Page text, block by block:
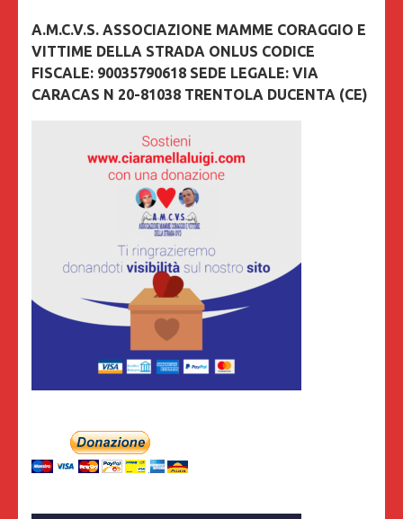
A.M.C.V.S. ASSOCIAZIONE MAMME CORAGGIO E
VITTIME DELLA STRADA ONLUS CODICE
FISCALE: 90035790618 SEDE LEGALE: VIA
CARACAS N 20-81038 TRENTOLA DUCENTA (CE)